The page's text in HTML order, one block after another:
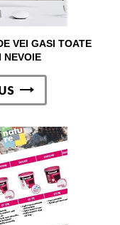
VEI GASI TOATE
NEVOIE